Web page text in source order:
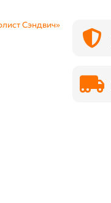
Сэндвич»